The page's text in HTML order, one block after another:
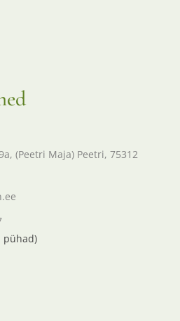
(Peetri Maja) Peetri, 75312
pühad)